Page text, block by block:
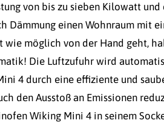
von bis zu sieben Kilowatt
Dämmung einen Wohnraum mit
wie möglich von der Hand geht,
Die Luftzufuhr wird
4 durch eine effiziente und
den Ausstoß an Emissionen
Wiking Mini 4 in seinem